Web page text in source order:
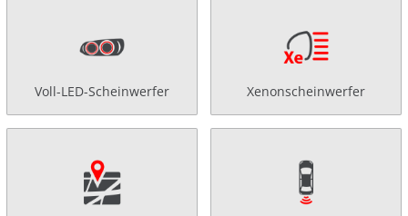
Voll-LED-Scheinwerfer Xenonscheinwerfer